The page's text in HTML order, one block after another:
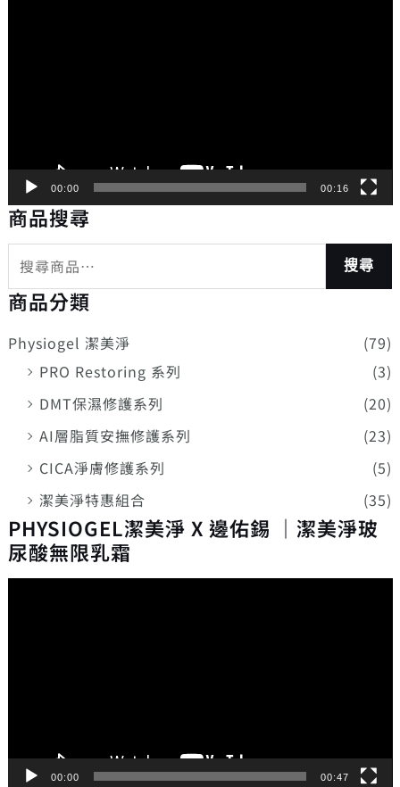
00:00 00:16
商品搜尋
搜尋
商品分類
Physiogel 潔美淨
(79)
PRO Restoring 系列
(3)
DMT保濕修護系列
(20)
AI層脂質安撫修護系列
(23)
CICA淨膚修護系列
(5)
潔美淨特惠組合
(35)
PHYSIOGEL潔美淨 X 邊佑錫 ｜潔美淨玻
尿酸無限乳霜
00:00 00:47